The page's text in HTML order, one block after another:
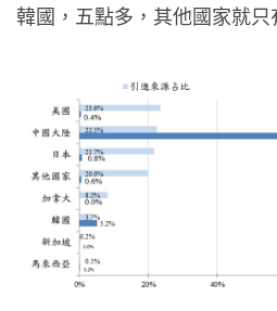
韓國，五點多，其他國家就只